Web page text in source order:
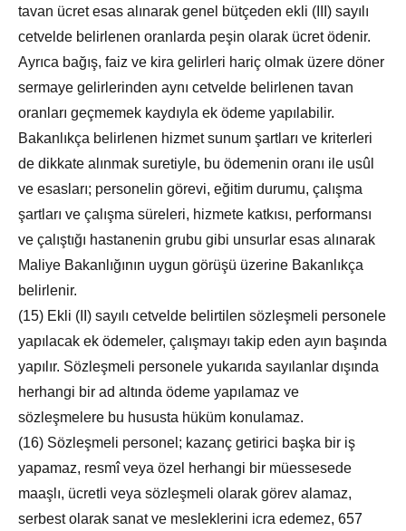
tavan ücret esas alınarak genel bütçeden ekli (III) sayılı
cetvelde belirlenen oranlarda peşin olarak ücret ödenir.
Ayrıca bağış, faiz ve kira gelirleri hariç olmak üzere döner
sermaye gelirlerinden aynı cetvelde belirlenen tavan
oranları geçmemek kaydıyla ek ödeme yapılabilir.
Bakanlıkça belirlenen hizmet sunum şartları ve kriterleri
de dikkate alınmak suretiyle, bu ödemenin oranı ile usûl
ve esasları; personelin görevi, eğitim durumu, çalışma
şartları ve çalışma süreleri, hizmete katkısı, performansı
ve çalıştığı hastanenin grubu gibi unsurlar esas alınarak
Maliye Bakanlığının uygun görüşü üzerine Bakanlıkça
belirlenir.
(15) Ekli (II) sayılı cetvelde belirtilen sözleşmeli personele
yapılacak ek ödemeler, çalışmayı takip eden ayın başında
yapılır. Sözleşmeli personele yukarıda sayılanlar dışında
herhangi bir ad altında ödeme yapılamaz ve
sözleşmelere bu hususta hüküm konulamaz.
(16) Sözleşmeli personel; kazanç getirici başka bir iş
yapamaz, resmî veya özel herhangi bir müessesede
maaşlı, ücretli veya sözleşmeli olarak görev alamaz,
serbest olarak sanat ve mesleklerini icra edemez, 657